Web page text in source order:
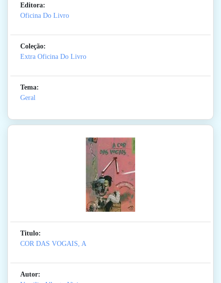
Editora:
Oficina Do Livro
Coleção:
Extra Oficina Do Livro
Tema:
Geral
Titulo:
COR DAS VOGAIS, A
Autor: